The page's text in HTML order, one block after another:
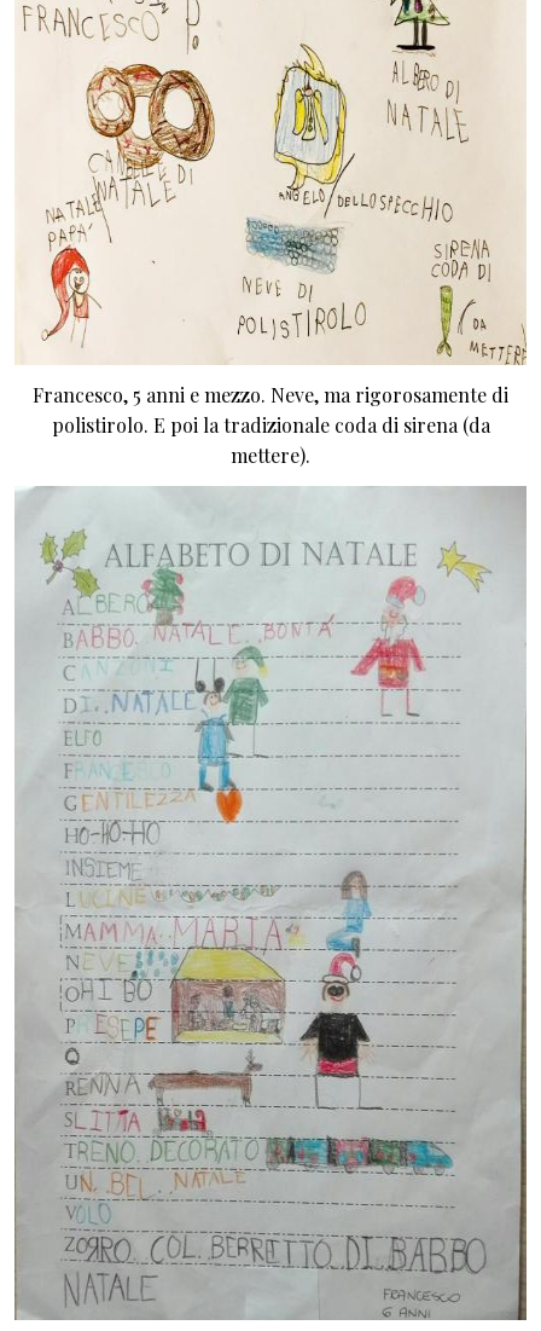
Francesco, 5 anni e mezzo. Neve, ma rigorosamente di
polistirolo. E poi la tradizionale coda di sirena (da
mettere).